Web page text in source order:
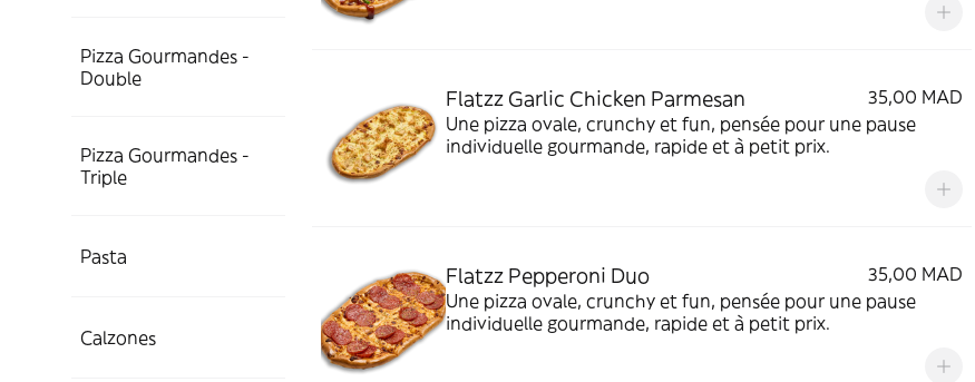
Pizza Gourmandes -
Double
Pizza Gourmandes -
Triple
Pasta
Calzones
Flatzz Garlic Chicken Parmesan
35,00 MAD
Une pizza ovale, crunchy et fun, pensée pour une pause
individuelle gourmande, rapide et à petit prix.
Flatzz Pepperoni Duo
35,00 MAD
Une pizza ovale, crunchy et fun, pensée pour une pause
individuelle gourmande, rapide et à petit prix.